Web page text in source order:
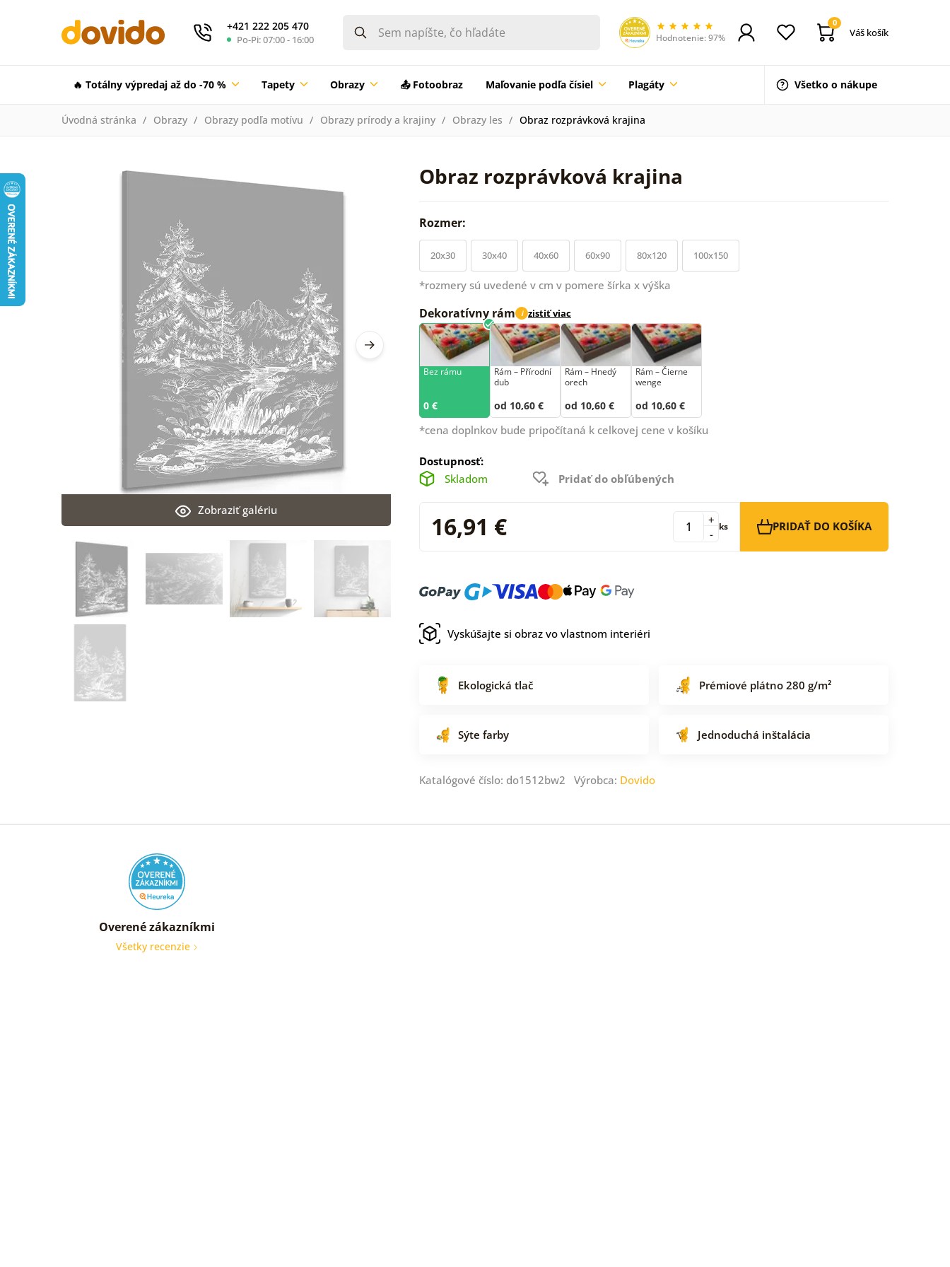
+421 222 205 470
Po-Pi: 07:00 - 16:00 Hodnotenie: 97%
0
Váš košík
🔥 Totálny výpredaj až do -70 % Tapety Obrazy 📤 Fotoobraz Maľovanie podľa čísiel Plagáty Všetko o nákupe
Úvodná stránka Obrazy Obrazy podľa motívu Obrazy prírody a krajiny Obrazy les Obraz rozprávková krajina
Obraz rozprávková krajina
Zobraziť galériu
Rozmer:
20x30 30x40 40x60 60x90 80x120 100x150
*rozmery sú uvedené v cm v pomere šírka x výška
Dekoratívny rám i zistiť viac
Bez rámu
0 €
Rám –⁠⁠⁠⁠⁠⁠ Přírodní
dub
od 10,60 €
Rám – Hnedý
orech
od 10,60 €
Rám – Čierne
wenge
od 10,60 €
*cena doplnkov bude pripočítaná k celkovej cene v košíku
Dostupnosť:
Skladom
Pridať do obľúbených
16,91 € -
+ ks PRIDAŤ DO KOŠÍKA
Vyskúšajte si obraz vo vlastnom interiéri
Ekologická tlač Prémiové plátno 280 g/m²
Sýte farby Jednoduchá inštalácia
Katalógové číslo: do1512bw2 Výrobca: Dovido
Overené zákazníkmi
Všetky recenzie